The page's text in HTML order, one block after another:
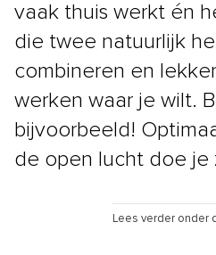
vaak thuis werkt én
die twee natuurlijk
combineren en
werken waar je wilt.
bijvoorbeeld!
de open lucht doe je
Lees verder onder